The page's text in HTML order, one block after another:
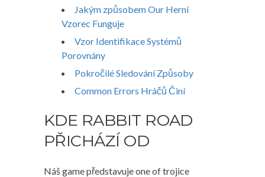
Jakým způsobem Our Herní
Vzorec Funguje
Vzor Identifikace Systémů
Porovnány
Pokročilé Sledování Způsoby
Common Errors Hráčů Činí
KDE RABBIT ROAD
PŘICHÁZÍ OD
Náš game představuje one of trojice